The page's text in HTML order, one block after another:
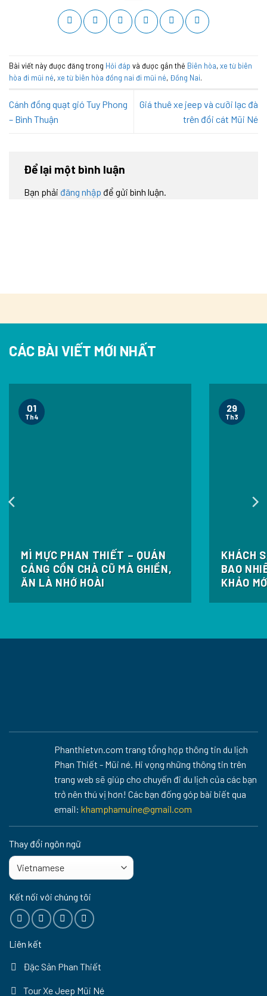
Bài viết này được đăng trong Hỏi đáp và được gắn thẻ Biên hòa,xe từ biên
hòa đi mũi né,xe từ biên hòa đồng nai đi mũi né, Đồng Nai.
Cánh đồng quạt gió Tuy Phong
– Bình Thuận
Giá thuê xe jeep và cưỡi lạc đà
trên đồi cát Mũi Né
Để lại một bình luận
Bạn phải đăng nhập để gửi bình luận.
CÁC BÀI VIẾT MỚI NHẤT
MÌ MỰC PHAN THIẾT – QUÁN
CẢNG CỒN CHÀ CŨ MÀ GHIỀN,
ĂN LÀ NHỚ HOÀI
01
Th4
KHÁCH
BAO
KHẢO
29
Th3
Phanthietvn.com trang tổng hợp thông tin du lịch
Phan Thiết - Mũi né. Hi vọng những thông tin trên
trang web sẽ giúp cho chuyến đi du lịch của các bạn
trở nên thú vị hơn! Các bạn đống góp bài biết qua
email: khamphamuine@gmail.com
Thay đổi ngôn ngữ
Kết nối với chúng tôi
Liên kết
Đặc Sản Phan Thiết
Tour Xe Jeep Mũi Né